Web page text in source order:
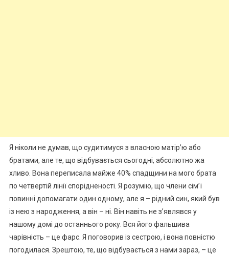
Я ніколи не думав, що судитимуся з власною матір’ю або
братами, але те, що відбувається сьогодні, абсолютно жа
хливо. Вона переписала майже 40% спадщини на мого брата
по четвертій лінії спорідненості. Я розумію, що члени сім’ї
повинні допомагати один одному, але я – рідний син, який був
із нею з народження, а він – ні. Він навіть не з’являвся у
нашому домі до останнього року. Вся його фальшива
чарівність – це фарс. Я поговорив із сестрою, і вона повністю
погодилася. Зрештою, те, що відбувається з нами зараз, – це